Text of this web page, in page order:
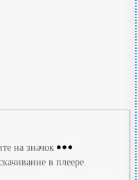
на значок
в плеере.